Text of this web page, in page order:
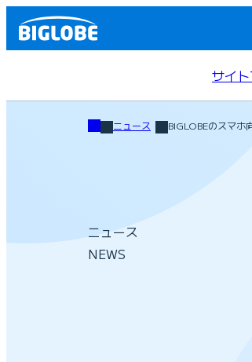
サイ
ニュース BIGLOBEのスマホ
ニュース
NEWS